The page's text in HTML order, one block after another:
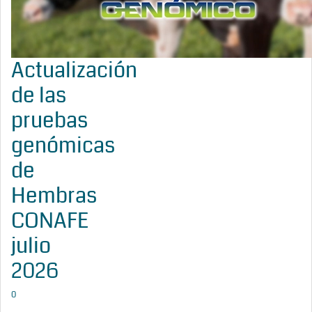
Actualización
de las
pruebas
genómicas
de
Hembras
CONAFE
julio
2026
0